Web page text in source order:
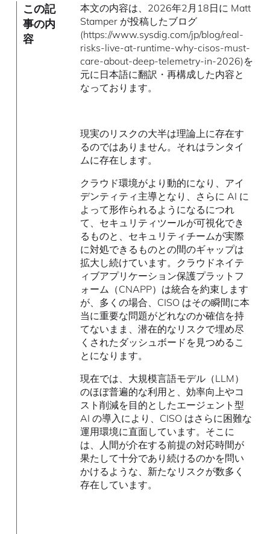
この記
事の内
容
本文の内容は、2026年2月18日に Matt
Stamper が投稿したブログ
(https://www.sysdig.com/jp/blog/real-
risks-live-at-runtime-why-cisos-must-
care-about-deep-telemetry-in-2026)を
元に日本語に翻訳・再構成した内容と
なっております。
現実のリスクの大半は理論上に存在す
るのではありません。それはランタイ
ムに存在します。
クラウド環境がより動的になり、アイ
デンティティ主導となり、さらに AI に
よって形作られるようになるにつれ
て、セキュリティツールが可視化でき
るものと、セキュリティチームが実際
に対処できるものとの間のギャップは
拡大し続けています。クラウドネイテ
ィブアプリケーション保護プラットフ
ォーム（CNAPP）は統合を約束します
が、多くの場合、CISO はその瞬間に本
当に重要な問題がどれなのか確信を持
てないまま、潜在的なリスクで埋め尽
くされたダッシュボードを見つめるこ
とになります。
現在では、大規模言語モデル（LLM）
のほぼ普遍的な利用と、効率向上やコ
スト削減を目的としたエージェント型
AI の導入により、CISO はさらに困難な
運用環境に直面しています。そこに
は、人間が介在する前提の対応時間が
果たして十分であり続けるのかを問い
かけるような、新たなリスクが数多く
存在しています。